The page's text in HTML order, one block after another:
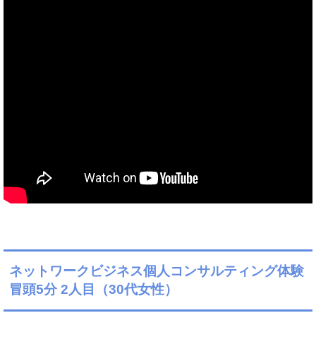
ネットワークビジネス個人コンサルティング体験
冒頭5分 2人目（30代女性）